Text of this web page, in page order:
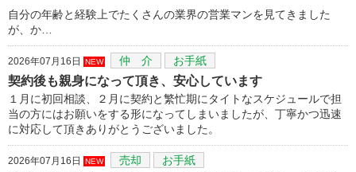
自分の年齢と経験上でたくさんの業界の営業マンを見てきました
が、か…
2026年07月16日 NEW 仲 介 お手紙
契約後も親身になって頂き、安心しています
１月に初回相談、２月に契約と繁忙期にタイトなスケジュールで担
当の方にはお願いをする形になってしまいましたが、丁寧かつ迅速
に対応して頂きありがとうございました。
2026年07月16日 NEW 売却 お手紙